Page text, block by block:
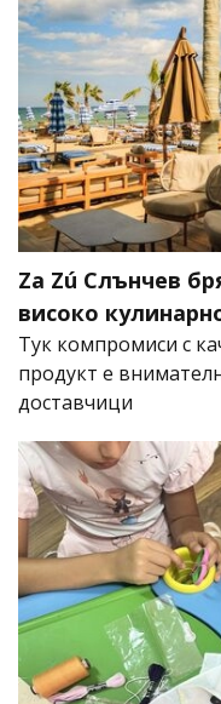
Za Zú Слънчев
високо
Тук компромиси с
продукт е
доставчици